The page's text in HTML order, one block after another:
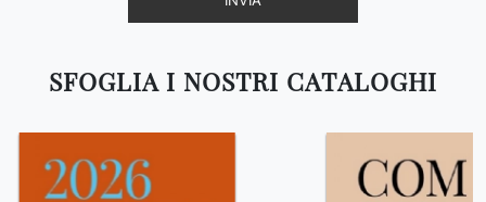
SFOGLIA I NOSTRI CATALOGHI